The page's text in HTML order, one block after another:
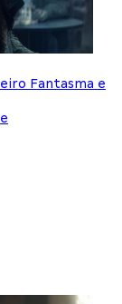
Fantasma e